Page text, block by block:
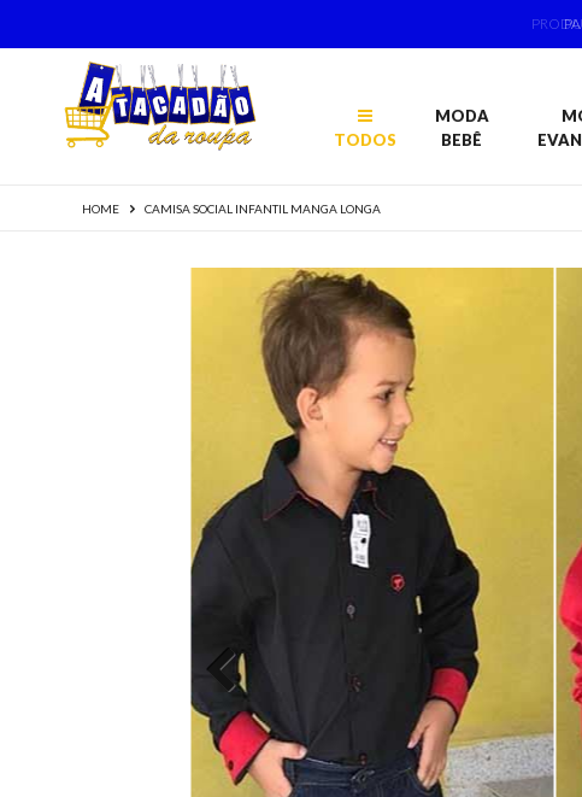
TODOS
MODA
BEBÊ
HOME CAMISA SOCIAL INFANTIL MANGA LONGA